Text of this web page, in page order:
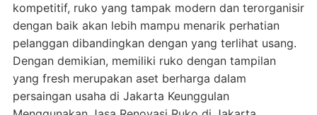
kompetitif, ruko yang tampak modern dan terorganisir
dengan baik akan lebih mampu menarik perhatian
pelanggan dibandingkan dengan yang terlihat usang.
Dengan demikian, memiliki ruko dengan tampilan
yang fresh merupakan aset berharga dalam
persaingan usaha di Jakarta Keunggulan